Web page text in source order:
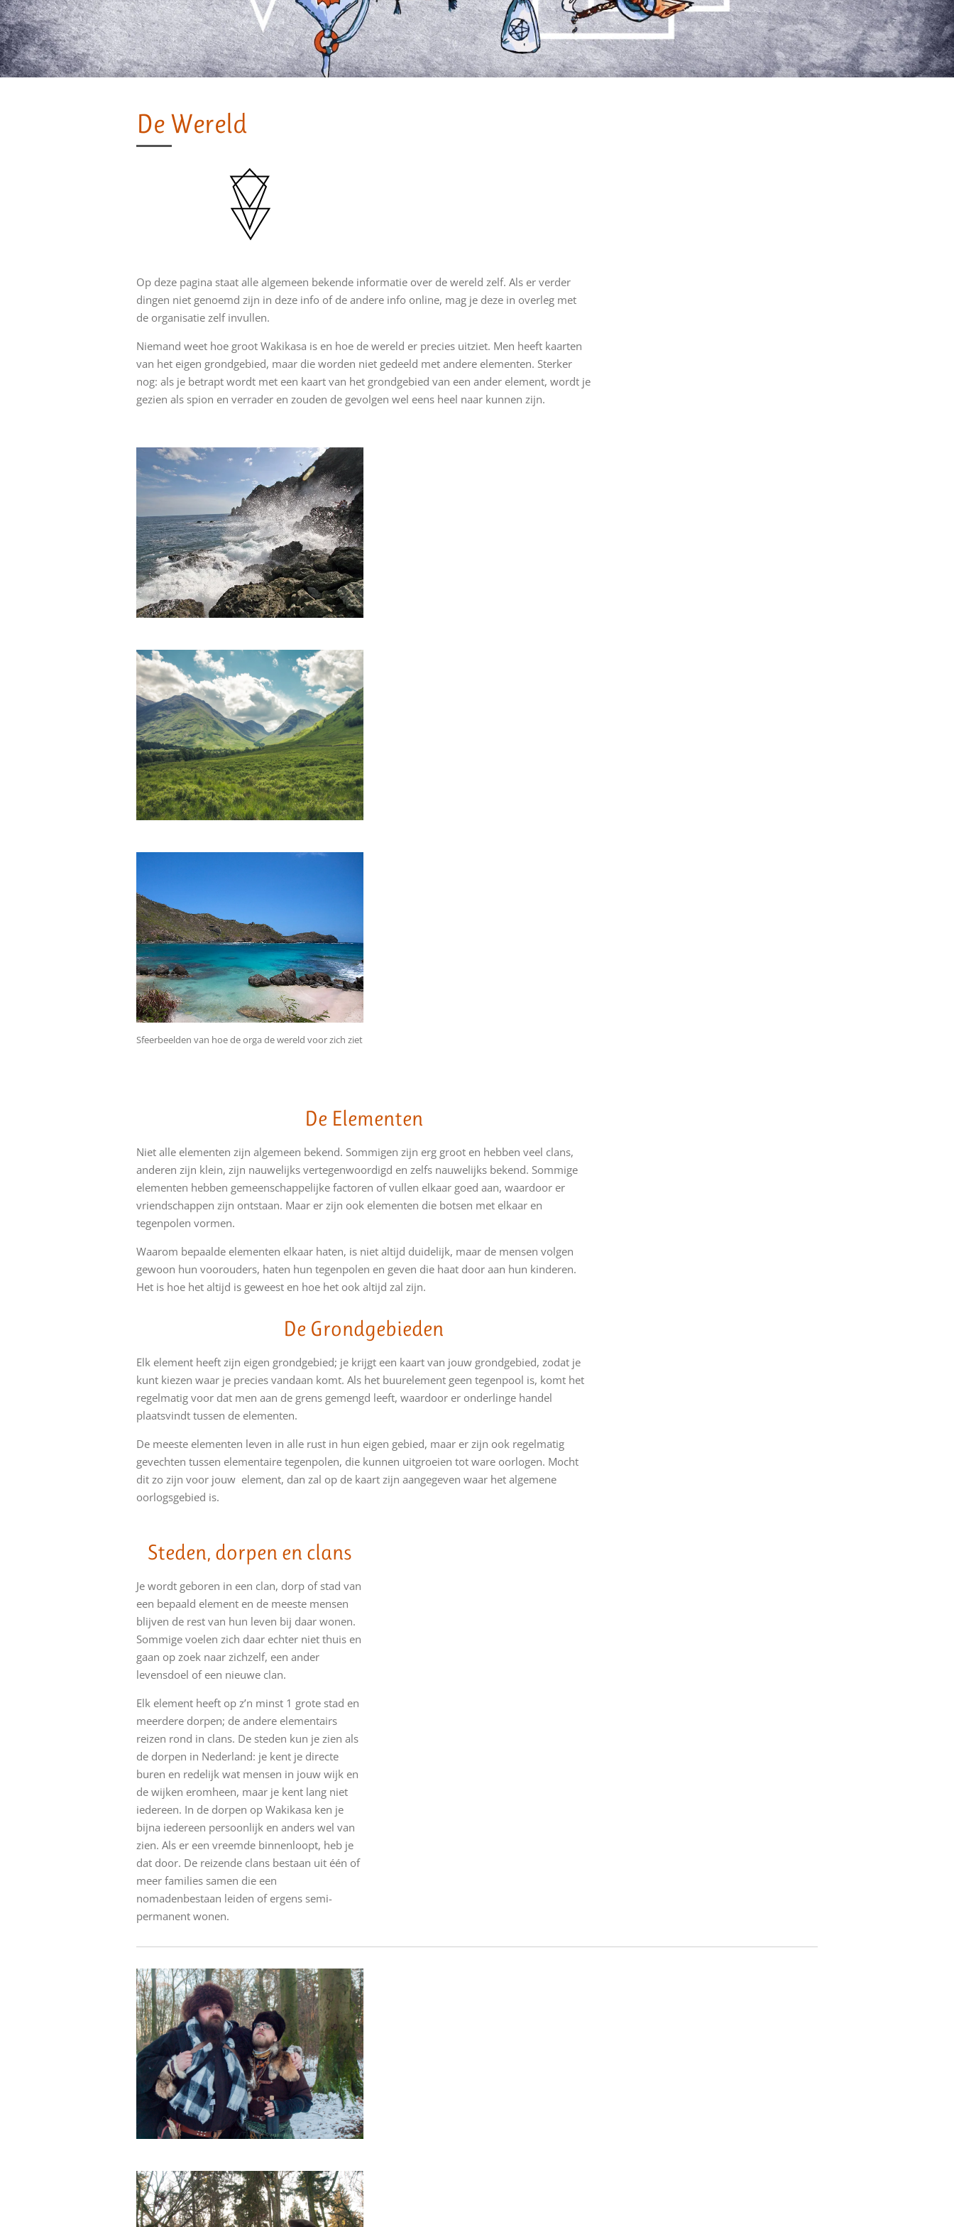
De Wereld
Op deze pagina staat alle algemeen bekende informatie over de wereld zelf. Als er verder
dingen niet genoemd zijn in deze info of de andere info online, mag je deze in overleg met
de organisatie zelf invullen.
Niemand weet hoe groot Wakikasa is en hoe de wereld er precies uitziet. Men heeft kaarten
van het eigen grondgebied, maar die worden niet gedeeld met andere elementen. Sterker
nog: als je betrapt wordt met een kaart van het grondgebied van een ander element, wordt je
gezien als spion en verrader en zouden de gevolgen wel eens heel naar kunnen zijn.
Sfeerbeelden van hoe de orga de wereld voor zich ziet
De Elementen
Niet alle elementen zijn algemeen bekend. Sommigen zijn erg groot en hebben veel clans,
anderen zijn klein, zijn nauwelijks vertegenwoordigd en zelfs nauwelijks bekend. Sommige
elementen hebben gemeenschappelijke factoren of vullen elkaar goed aan, waardoor er
vriendschappen zijn ontstaan. Maar er zijn ook elementen die botsen met elkaar en
tegenpolen vormen.
Waarom bepaalde elementen elkaar haten, is niet altijd duidelijk, maar de mensen volgen
gewoon hun voorouders, haten hun tegenpolen en geven die haat door aan hun kinderen.
Het is hoe het altijd is geweest en hoe het ook altijd zal zijn.
De Grondgebieden
Elk element heeft zijn eigen grondgebied; je krijgt een kaart van jouw grondgebied, zodat je
kunt kiezen waar je precies vandaan komt. Als het buurelement geen tegenpool is, komt het
regelmatig voor dat men aan de grens gemengd leeft, waardoor er onderlinge handel
plaatsvindt tussen de elementen.
De meeste elementen leven in alle rust in hun eigen gebied, maar er zijn ook regelmatig
gevechten tussen elementaire tegenpolen, die kunnen uitgroeien tot ware oorlogen. Mocht
dit zo zijn voor jouw element, dan zal op de kaart zijn aangegeven waar het algemene
oorlogsgebied is.
Steden, dorpen en clans
Je wordt geboren in een clan, dorp of stad van
een bepaald element en de meeste mensen
blijven de rest van hun leven bij daar wonen.
Sommige voelen zich daar echter niet thuis en
gaan op zoek naar zichzelf, een ander
levensdoel of een nieuwe clan.
Elk element heeft op z’n minst 1 grote stad en
meerdere dorpen; de andere elementairs
reizen rond in clans. De steden kun je zien als
de dorpen in Nederland: je kent je directe
buren en redelijk wat mensen in jouw wijk en
de wijken eromheen, maar je kent lang niet
iedereen. In de dorpen op Wakikasa ken je
bijna iedereen persoonlijk en anders wel van
zien. Als er een vreemde binnenloopt, heb je
dat door. De reizende clans bestaan uit één of
meer families samen die een
nomadenbestaan leiden of ergens semi-
permanent wonen.